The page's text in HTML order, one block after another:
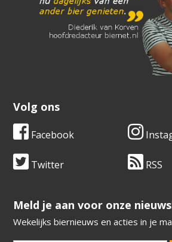
Volg ons
Facebook
Twitter RSS
​​​​​​​Meld je aan voor onze
Wekelijks biernieuws en acties in je